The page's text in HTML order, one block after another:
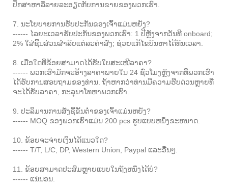
ປຶກສາຫາລືລາຍລະອຽດກັບການຂາຍຂອງພວກເຮົາ.
7. ນະໂຍບາຍການຮັບປະກັນຂອງເຈົ້າແມ່ນຫຍັງ?
------ ໄລຍະເວລາຮັບປະກັນຂອງພວກເຮົາ: 1 ປີຫຼັງຈາກວັນທີ onboard;
2% ໃສ່ຊິ້ນສ່ວນສໍາລັບແຕ່ລະຄໍາສັ່ງ; ຊ່ວຍແກ້ໄຂບັນຫາໄດ້ທັນເວລາ.
8. ເມື່ອໃດທີ່ຂ້ອຍສາມາດໄດ້ຮັບໃບສະເໜີລາຄາ?
------ ພວກເຮົາມັກຈະອ້າງລາຄາພາຍໃນ 24 ຊົ່ວໂມງຫຼັງຈາກທີ່ພວກເຮົາ
ໄດ້ຮັບການສອບຖາມຂອງທ່ານ. ຖ້າຫາກວ່າທ່ານມີຄວາມຮີບດ່ວນຫຼາຍທີ່
ຈະໄດ້ຮັບລາຄາ, ກະລຸນາໂທຫາພວກເຮົາ.
9. ປະລິມານການສັ່ງຊື້ຂັ້ນຕ່ໍາຂອງເຈົ້າແມ່ນຫຍັງ?
------ MOQ ຂອງພວກເຮົາແມ່ນ 200 pcs ຮູບແບບຫນຶ່ງຂະຫນາດ.
10. ຂ້ອຍຈະຈ່າຍເງິນໄດ້ແນວໃດ?
------ T/T, L/C, DP, Western Union, Paypal ແລະອື່ນໆ.
11. ຂ້ອຍສາມາດປະສົມຫຼາຍແບບໃນຖັງຫນຶ່ງໄດ້ບໍ?
------ ແນ່ນອນ.